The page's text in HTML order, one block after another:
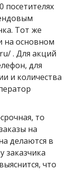
посетителях
Тот же
на основном
. Для акций
для
и количества
то
на
делаются в
заказчика
что